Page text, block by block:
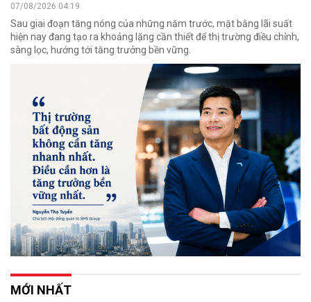
07/08/2026 04:19
Sau giai đoạn tăng nóng của những năm trước, mặt bằng lãi suất
hiện nay đang tạo ra khoảng lặng cần thiết để thị trường điều chỉnh,
sàng lọc, hướng tới tăng trưởng bền vững.
MỚI NHẤT